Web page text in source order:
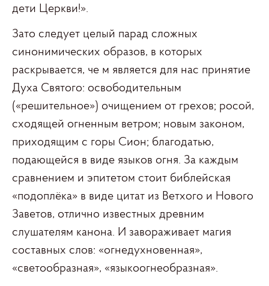
дети Церкви!».
Зато следует целый парад сложных
синонимических образов, в которых
раскрывается, че м является для нас принятие
Духа Святого: освободительным
(«решительное») очищением от грехов; росой,
сходящей огненным ветром; новым законом,
приходящим с горы Сион; благодатью,
подающейся в виде языков огня. За каждым
сравнением и эпитетом стоит библейская
«подоплёка» в виде цитат из Ветхого и Нового
Заветов, отлично известных древним
слушателям канона. И завораживает магия
составных слов: «огнедухновенная»,
«светообразная», «языкоогнеобразная».